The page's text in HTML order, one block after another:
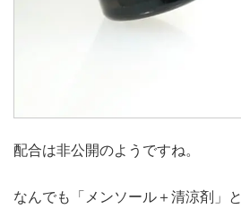
配合は非公開のようですね。
なんでも「メンソール＋清涼剤」